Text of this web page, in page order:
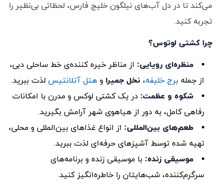
می‌کند تا در دل آب‌های نیلگون خلیج فارس، لحظاتی بی‌نظیر را
تجربه کنید.
چرا کشتی لوتوس؟
منظره‌ای رویایی: از مناظر خیره کننده‌ی خط ساحلی دبی،
از جمله برج خلیفه، نخل جمیرا و هتل آتلانتیس لذت ببرید.
شکوه و عظمت: در یک کشتی لوکس و مدرن با امکانات
رفاهی کامل، به دور از هیاهوی شهر آرامش بگیرید.
طعم‌های بین‌المللی: از انواع غذاهای بین‌المللی و محلی،
تهیه شده توسط آشپزهای حرفه‌ای لذت ببرید.
موسیقی زنده: با موسیقی زنده و برنامه‌های
سرگرم‌کننده، شب‌هایتان را خاطره‌انگیز کنید.